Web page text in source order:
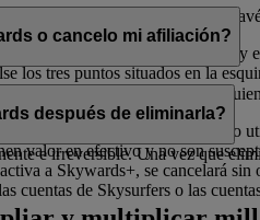
en cualquier momento a
» y
los tres puntos situados en la
o cancelo mi afiliación?
afiliación, tenga en cuenta lo
Skywards y recompensas
valor en efectivo y no son
a Skywards+, se cancelará sin
cuentas de Skysurfers o las
después de eliminarla?
e irreversible. Una vez que